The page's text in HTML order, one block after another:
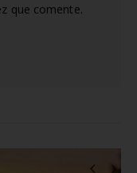
que comente.